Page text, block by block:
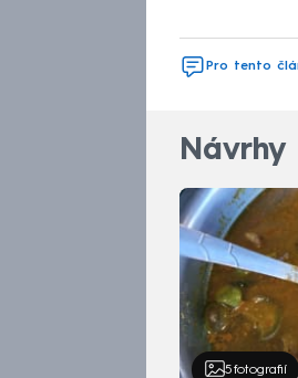
Pro tento
5 fotografií